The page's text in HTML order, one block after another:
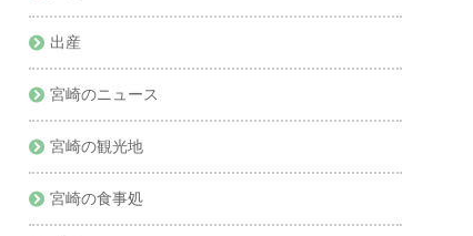
出産
宮崎のニュース
宮崎の観光地
宮崎の食事処